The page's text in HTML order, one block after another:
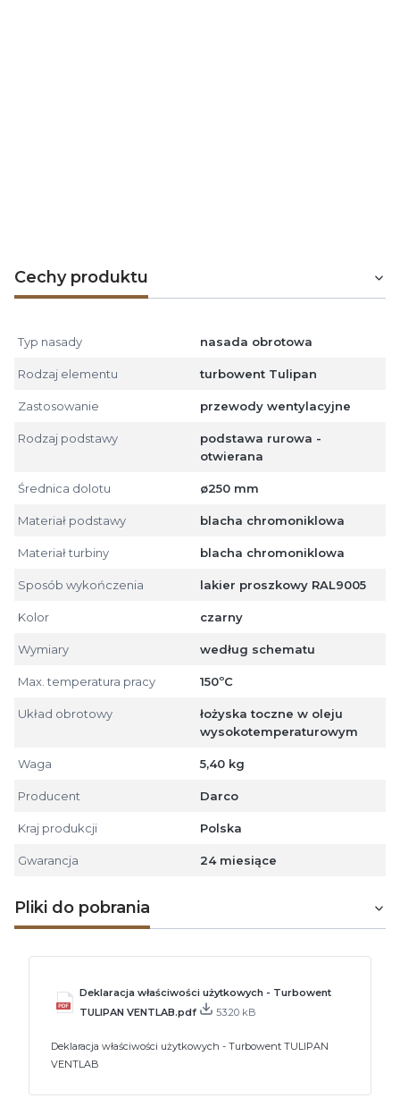
Cechy produktu
Typ nasady nasada obrotowa
Rodzaj elementu turbowent Tulipan
Zastosowanie przewody wentylacyjne
Rodzaj podstawy
podstawa rurowa -
otwierana
Średnica dolotu ø250 mm
Materiał podstawy blacha chromoniklowa
Materiał turbiny blacha chromoniklowa
Sposób wykończenia lakier proszkowy RAL9005
Kolor czarny
Wymiary według schematu
Max. temperatura pracy 150ºC
Układ obrotowy
łożyska toczne w oleju
wysokotemperaturowym
Waga 5,40 kg
Producent Darco
Kraj produkcji Polska
Gwarancja 24 miesiące
Pliki do pobrania
Deklaracja właściwości użytkowych - Turbowent
TULIPAN VENTLAB.pdf
53.20 kB
Deklaracja właściwości użytkowych - Turbowent TULIPAN
VENTLAB